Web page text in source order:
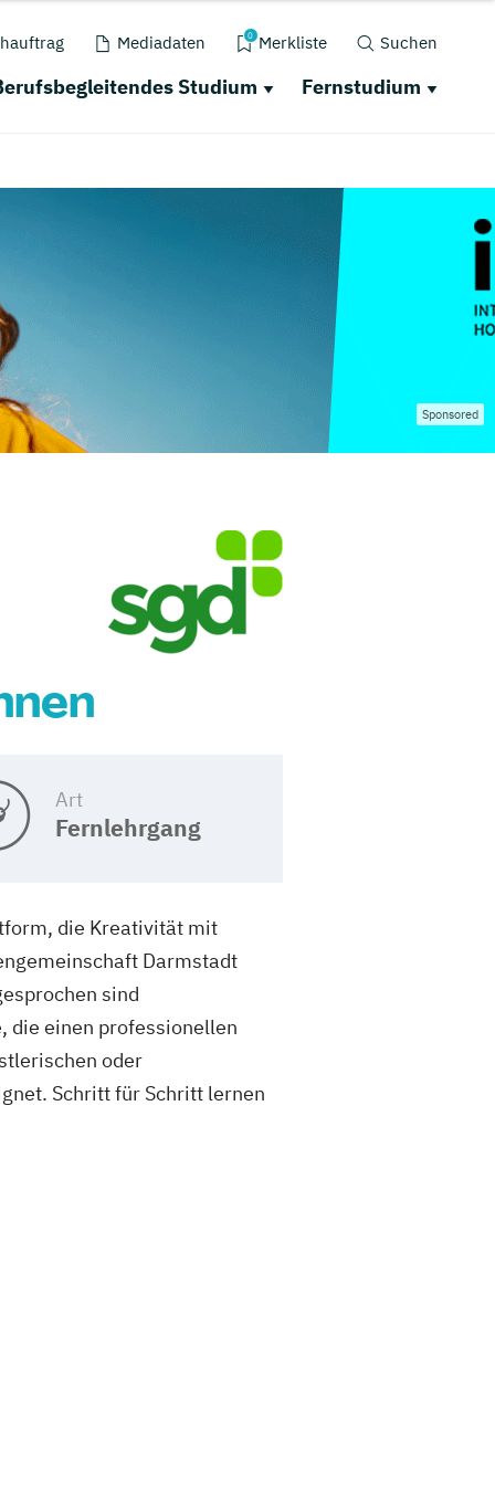
Mediadaten 0 Merkliste Suchen
Studium Fernstudium
Sponsored
Art
Fernlehrgang
die Kreativität mit
Darmstadt
sind
die einen professionellen
oder
Schritt für Schritt lernen